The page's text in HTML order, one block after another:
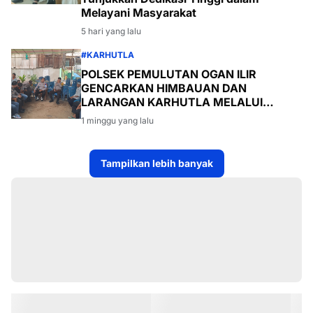
Melayani Masyarakat
5 hari yang lalu
#KARHUTLA
POLSEK PEMULUTAN OGAN ILIR
GENCARKAN HIMBAUAN DAN
LARANGAN KARHUTLA MELALUI
PROGRAM TSKD (TOURING SAMBANG
KE DESA-DESA
1 minggu yang lalu
Tampilkan lebih banyak